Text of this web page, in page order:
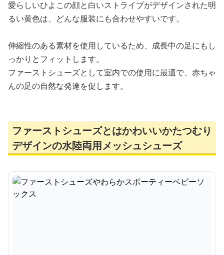
愛らしいひよこの顔と白いストライプがデザインされた明
るい黄色は、どんな服装にも合わせやすいです。
伸縮性のある素材を使用しているため、成長中の足にもし
っかりとフィットします。
ファーストシューズとして室内での使用に最適で、赤ちゃ
んの足の自然な発達を促します。
ファーストシューズとはかわいいかたつむり
デザインの水陸両用メッシュシューズ